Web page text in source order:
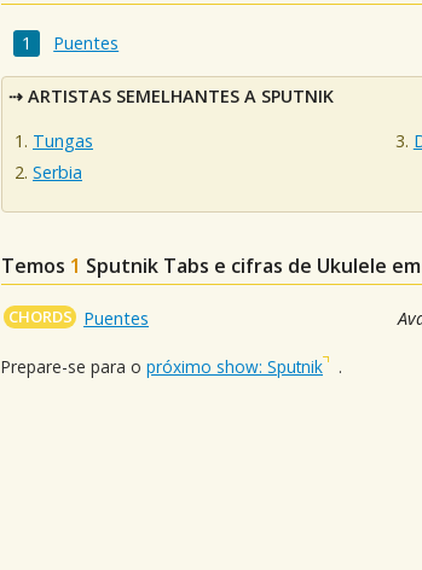
Puentes
ARTISTAS SEMELHANTES A SPUTNIK
Tungas
Serbia
Temos 1 Sputnik Tabs e cifras de Ukulele
CHORDS Puentes
Prepare-se para o próximo show: Sputnik .